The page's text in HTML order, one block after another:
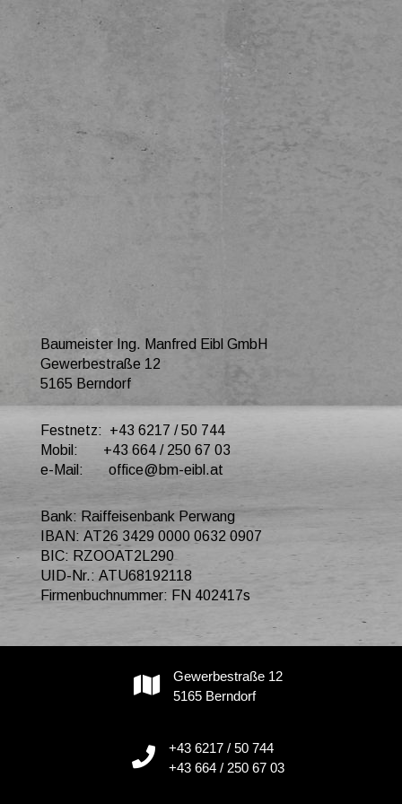
Baumeister Ing. Manfred Eibl GmbH
Gewerbestraße 12
5165 Berndorf
Festnetz: +43 6217 / 50 744
Mobil: +43 664 / 250 67 03
e-Mail: office@bm-eibl.at
Bank: Raiffeisenbank Perwang
IBAN: AT26 3429 0000 0632 0907
BIC: RZOOAT2L290
UID-Nr.: ATU68192118
Firmenbuchnummer: FN 402417s
Gewerbestraße 12
5165 Berndorf
+43 6217 / 50 744
+43 664 / 250 67 03